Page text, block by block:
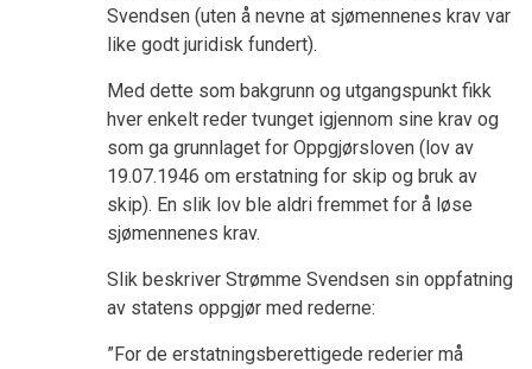
Svendsen (uten å nevne at sjømennenes krav var
like godt juridisk fundert).
Med dette som bakgrunn og utgangspunkt fikk
hver enkelt reder tvunget igjennom sine krav og
som ga grunnlaget for Oppgjørsloven (lov av
19.07.1946 om erstatning for skip og bruk av
skip). En slik lov ble aldri fremmet for å løse
sjømennenes krav.
Slik beskriver Strømme Svendsen sin oppfatning
av statens oppgjør med rederne:
”For de erstatningsberettigede rederier må